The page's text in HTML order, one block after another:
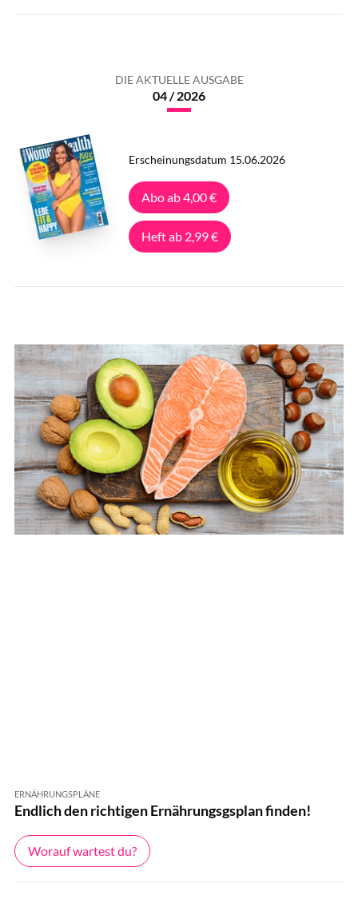
DIE AKTUELLE AUSGABE
04 / 2026
Erscheinungsdatum 15.06.2026
Abo ab 4,00 €
Heft ab 2,99 €
ERNÄHRUNGSPLÄNE
Endlich den richtigen Ernährungsgsplan finden!
Worauf wartest du?